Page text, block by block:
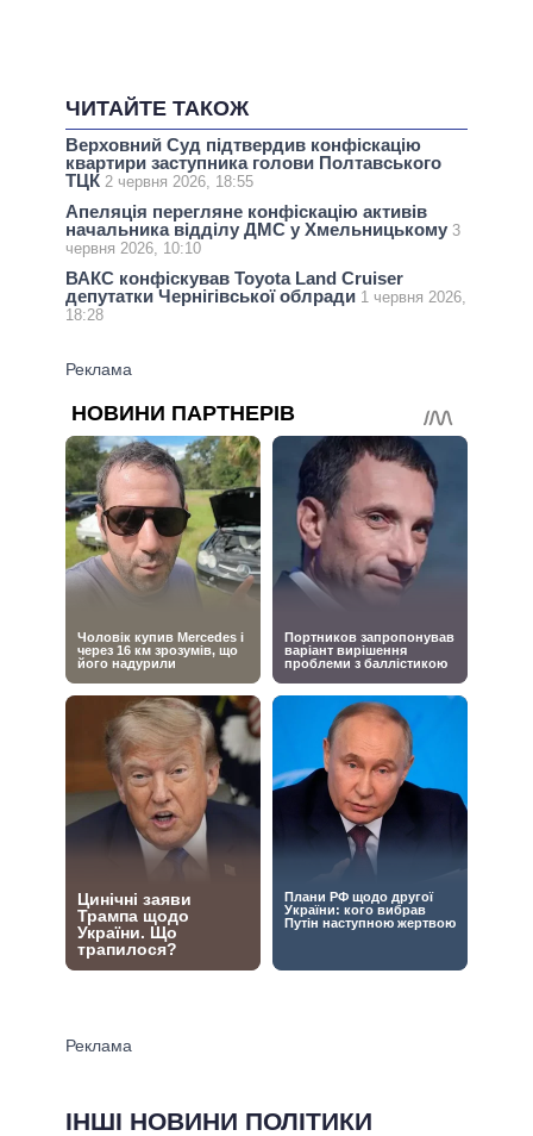
ЧИТАЙТЕ ТАКОЖ
Верховний Суд підтвердив конфіскацію
квартири заступника голови Полтавського
ТЦК 2 червня 2026, 18:55
Апеляція перегляне конфіскацію активів
начальника відділу ДМС у Хмельницькому 3
червня 2026, 10:10
ВАКС конфіскував Toyota Land Cruiser
депутатки Чернігівської облради 1 червня 2026,
18:28
ІНШІ НОВИНИ ПОЛІТИКИ